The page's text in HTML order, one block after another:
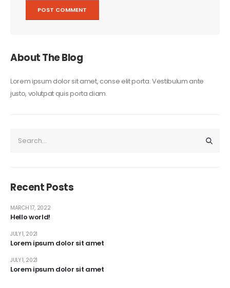
About The Blog
Lorem ipsum dolor sit amet, conse elit porta. Vestibulum ante
justo, volutpat quis porta diam.
Recent Posts
Hello world!
MARCH 17, 2022
Lorem ipsum dolor sit amet
JULY 1, 2021
Lorem ipsum dolor sit amet
JULY 1, 2021